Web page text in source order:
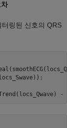
링된 신호의 QRS
-